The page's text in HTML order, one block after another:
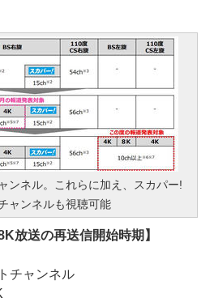
ンネル。これらに加え、スカパー!
ャンネルも視聴可能
放送の再送信開始時期】
チャンネル